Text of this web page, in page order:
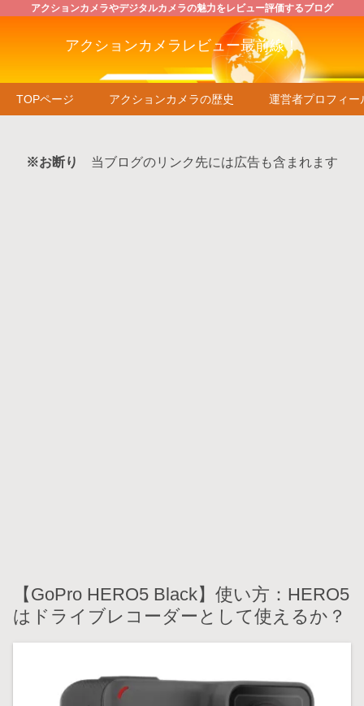
アクションカメラやデジタルカメラの魅力をレビュー評価するブログ
アクションカメラレビュー最前線！
TOPページ アクションカメラの歴史 運営者プロフィー
※お断り 当ブログのリンク先には広告も含まれます
【GoPro HERO5 Black】使い方：HERO5
はドライブレコーダーとして使えるか？